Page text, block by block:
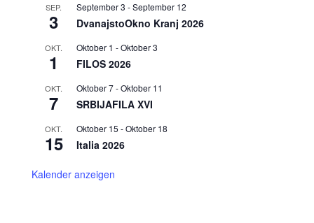
SEP.
3
September 3 -September 12
DvanajstoOkno Kranj 2026
OKT.
1
Oktober 1 -Oktober 3
FILOS 2026
OKT.
7
Oktober 7-Oktober 11
SRBIJAFILA XVI
OKT.
15
Oktober 15 -Oktober 18
Italia 2026
Kalender anzeigen